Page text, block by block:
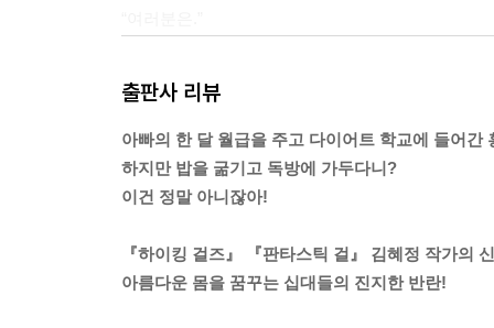
“니 친구들도 좋아하는 거 알아?”
“아니, 아무도 몰라.”
민아가 손사래를 치며 말했다.
민아의 목소리에 힘이 없었다. 기분이 조금 우울
서는 안 된다. 심지어 영화나 드라마 속에서 뚱뚱
출판사 리뷰
아빠의 한 달 월급을 주고 다이어트 학교에 들어간
하지만 밥을 굶기고 독방에 가두다니?
이건 정말 아니잖아!
『하이킹 걸즈』 『판타스틱 걸』 김혜정 작가의
아름다운 몸을 꿈꾸는 십대들의 진지한 반란!